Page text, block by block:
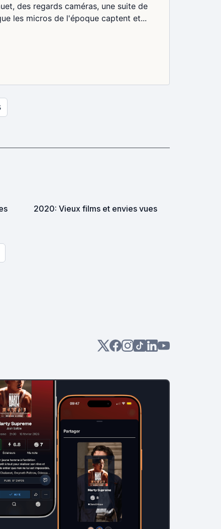
des regards caméras, une suite de
les micros de l'époque captent et...
2020: Vieux films et envies vues